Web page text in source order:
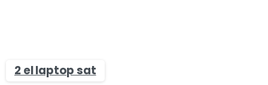
2 el laptop sat